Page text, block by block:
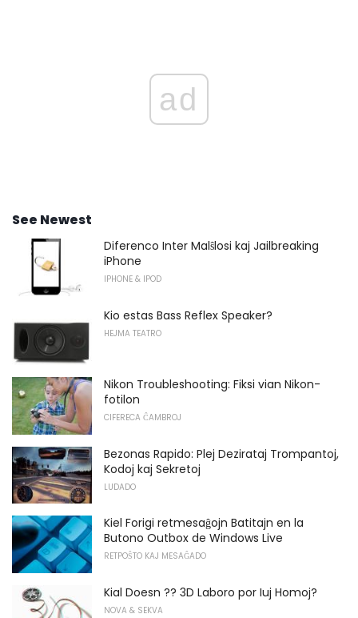
ad
See Newest
Diferenco Inter Malŝlosi kaj Jailbreaking
iPhone
IPHONE & IPOD
Kio estas Bass Reflex Speaker?
HEJMA TEATRO
Nikon Troubleshooting: Fiksi vian Nikon-
fotilon
CIFERECA ĈAMBROJ
Bezonas Rapido: Plej Dezirataj Trompantoj,
Kodoj kaj Sekretoj
LUDADO
Kiel Forigi retmesaĝojn Batitajn en la
Butono Outbox de Windows Live
RETPOŜTO KAJ MESAĜADO
Kial Doesn ?? 3D Laboro por Iuj Homoj?
NOVA & SEKVA